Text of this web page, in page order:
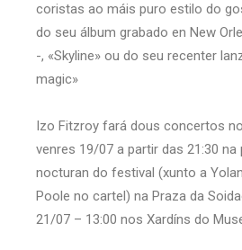
coristas ao máis puro estilo do
do seu álbum grabado en New
-, «Skyline» ou do seu recenter
magic»
Izo Fitzroy fará dous concertos
venres 19/07 a partir das 21:30 na
nocturan do festival (xunto a
Poole no cartel) na Praza da
21/07 – 13:00 nos Xardíns do